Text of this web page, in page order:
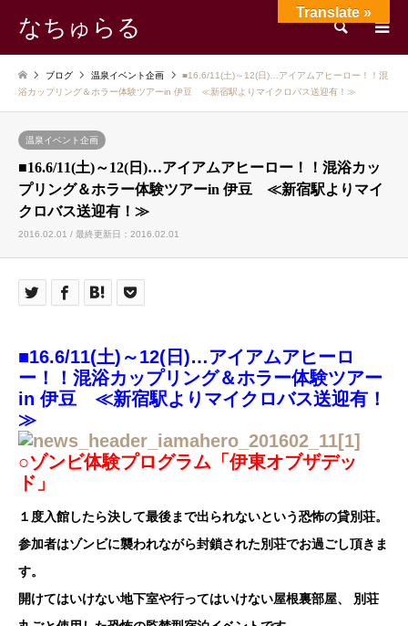
なちゅらる 検索
ブログ 温泉イベント企画
■16.6/11(土)～12(日)…アイアムアヒーロー！！混
浴カップリング＆ホラー体験ツアーin 伊豆 ≪新宿駅よりマイクロバス送迎有！≫
温泉イベント企画
■16.6/11(土)～12(日)…アイアムアヒーロー！！混浴カッ
プリング＆ホラー体験ツアーin 伊豆 ≪新宿駅よりマイ
クロバス送迎有！≫
2016.02.01 / 最終更新日：2016.02.01
■16.6/11(土)～12(日)…アイアムアヒーロ
ー！！混浴カップリング＆ホラー体験ツアー
in 伊豆 ≪新宿駅よりマイクロバス送迎有！
≫
○ゾンビ体験プログラム「伊東オブザデッ
ド」
１度入館したら決して最後まで出られないという恐怖の貸別荘。
参加者はゾンビに襲われながら封鎖された別荘でお過ごし頂きま
す。
開けてはいけない地下室や行ってはいけない屋根裏部屋、 別荘
Translate »